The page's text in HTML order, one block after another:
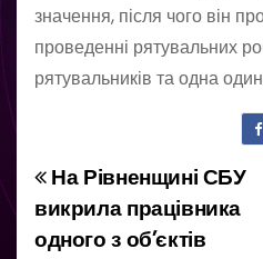
значення, після чого він
проведенні рятувальних
рятувальників та одна
Н
а
На Рівненщині СБУ
викрила працівника
одного з об’єктів